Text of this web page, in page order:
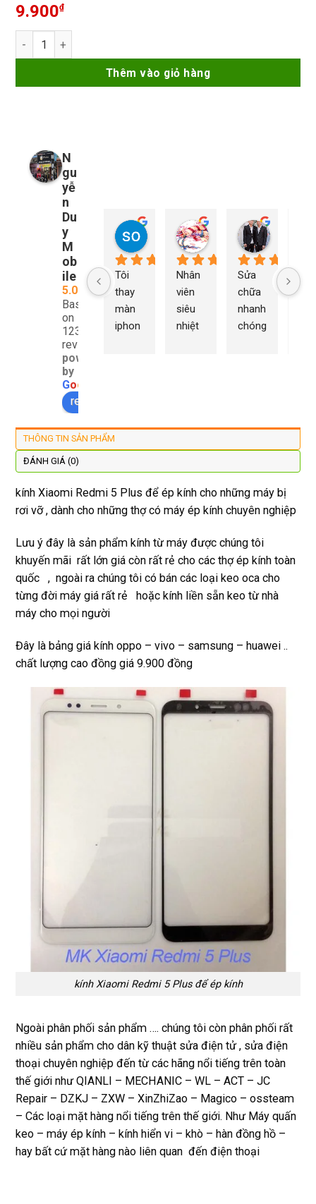
9.900₫
kính Xiaomi Redmi 5 Plus để ép kính số lượng
Thêm vào giỏ hàng
N
gu
yễ
n
Du
y
M
ob
ile
5.0
Based
on
1232
reviews
powered
by
Goo
review us on
so young
1 năm trước
Tôi
thay
màn
iphon
lại
xịn
miễn
Rất
tôt
My Nguyễn
1 năm trước
Nhân
viên
siêu
nhiệt
tôi sẽ
Sửa
chữa
nhanh
chóng
đây
dùng
trâu
n
THÔNG TIN SẢN PHẨM
ĐÁNH GIÁ (0)
kính Xiaomi Redmi 5 Plus để ép kính cho những máy bị
rơi vỡ , dành cho những thợ có máy ép kính chuyên nghiệp
Lưu ý đây là sản phẩm kính từ máy được chúng tôi
khuyến mãi rất lớn giá còn rất rẻ cho các thợ ép kính toàn
quốc , ngoài ra chúng tôi có bán các loại keo oca cho
từng đời máy giá rất rẻ hoặc kính liền sẵn keo từ nhà
máy cho mọi người
Đây là bảng giá kính oppo – vivo – samsung – huawei ..
chất lượng cao đồng giá 9.900 đồng
kính Xiaomi Redmi 5 Plus để ép kính
Ngoài phân phối sản phẩm …. chúng tôi còn phân phối rất
nhiều sản phẩm cho dân kỹ thuật sửa điện tử , sửa điện
thoại chuyên nghiệp đến từ các hãng nổi tiếng trên toàn
thế giới như QIANLI – MECHANIC – WL – ACT – JC
Repair – DZKJ – ZXW – XinZhiZao – Magico – ossteam
– Các loại mặt hàng nổi tiếng trên thế giới. Như Máy quấn
keo – máy ép kính – kính hiển vi – khò – hàn đồng hồ –
hay bất cứ mặt hàng nào liên quan đến điện thoại